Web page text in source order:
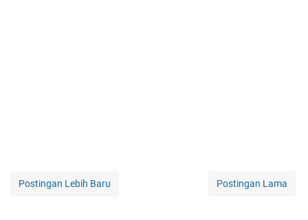
Postingan Lebih Baru Postingan Lama